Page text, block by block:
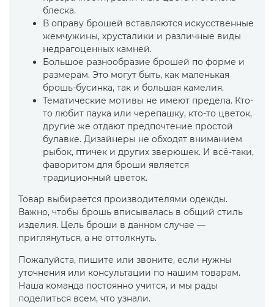
блеска.
В оправу брошей вставляются искусственные
жемчужины, хрусталики и различные виды
недрагоценных камней.
Большое разнообразие брошей по форме и
размерам. Это могут быть, как маленькая
брошь-бусинка, так и большая камелия.
Тематические мотивы не имеют предела. Кто-
то любит паука или черепашку, кто-то цветок,
другие же отдают предпочтение простой
булавке. Дизайнеры не обходят вниманием
рыбок, птичек и других зверюшек. И всё-таки,
фаворитом для броши является
традиционный цветок.
Товар выбирается производителями одежды.
Важно, чтобы брошь вписывалась в общий стиль
изделия. Цель броши в данном случае —
приглянуться, а не оттолкнуть.
Пожалуйста, пишите или звоните, если нужны
уточнения или консультации по нашим товарам.
Наша команда постоянно учится, и мы рады
поделиться всем, что узнали.